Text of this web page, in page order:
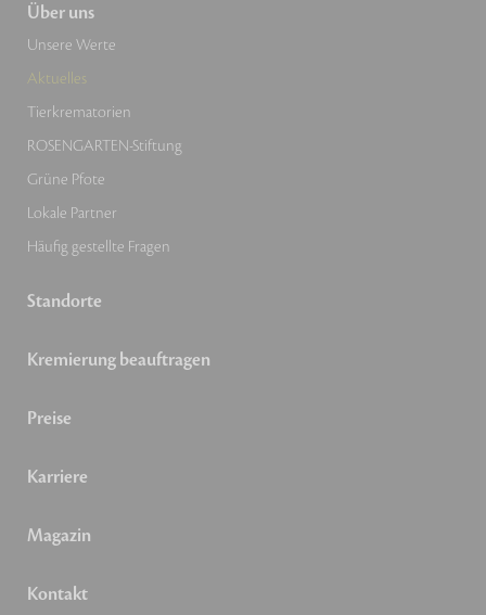
Über uns
Unsere Werte
Aktuelles
Tierkrematorien
ROSENGARTEN-Stiftung
Grüne Pfote
Lokale Partner
Häufig gestellte Fragen
Standorte
Kremierung beauftragen
Preise
Karriere
Magazin
Kontakt